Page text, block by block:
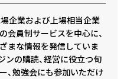
企業および上場相当企業
会員制サービスを中心に、
まな情報を発信していま
ンの購読、経営に役立つ旬
、勉強会にも参加いただけ